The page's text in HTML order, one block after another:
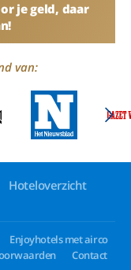
je geld, daar
van:
Hoteloverzicht
Enjoyhotels met airco
Contact